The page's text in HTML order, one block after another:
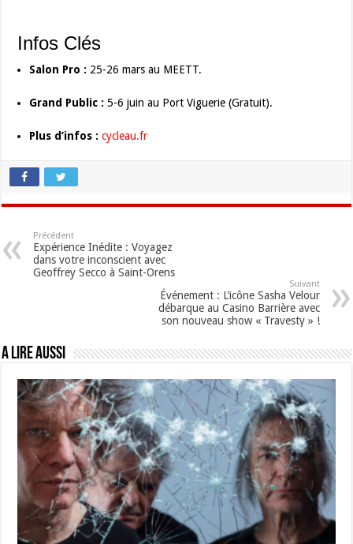
Infos Clés
Salon Pro : 25-26 mars au MEETT.
Grand Public : 5-6 juin au Port Viguerie (Gratuit).
Plus d’infos : cycleau.fr
Précédent
Expérience Inédite : Voyagez
dans votre inconscient avec
Geoffrey Secco à Saint-Orens
Suivant
Événement : L’icône Sasha Velour
débarque au Casino Barrière avec
son nouveau show « Travesty » !
A lire aussi